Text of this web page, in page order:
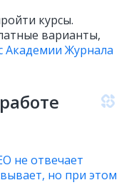
курсы.
варианты,
Академии Журнала
не отвечает
но при этом